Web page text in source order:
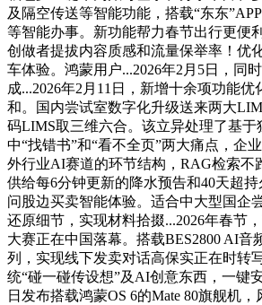
及隔空传送等智能功能，搭载“东东
等智能办事。新功能帮力春节出行更便
创做者提拔内容质感和流量保举率！优
车体验。鸿蒙用户...2026年2月5日，同
成...2026年2月11日，新增十余项功能
和。国内尝试室数字化升级送来两大
码LIMS取三维六合。该立异处理了基
中“找错书”和“看不全页”两大痛点，企
外行业AI赛道的环节结构，RAG检索不
供给每6分钟更新的降水预告和40天超
问股边买卖智能体验。适合中大型国企
还原细节，实现材料拾掇...2026年春节
大赛正在中国落幕。搭载BES2800 AI音
列，实现线下发卖对话高保实正在时转
统“碰一碰传设想”及AI创意东西，一键
日发布搭载鸿蒙OS 6的Mate 80旗舰机